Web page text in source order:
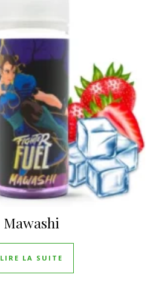
Mawashi
LIRE LA SUITE